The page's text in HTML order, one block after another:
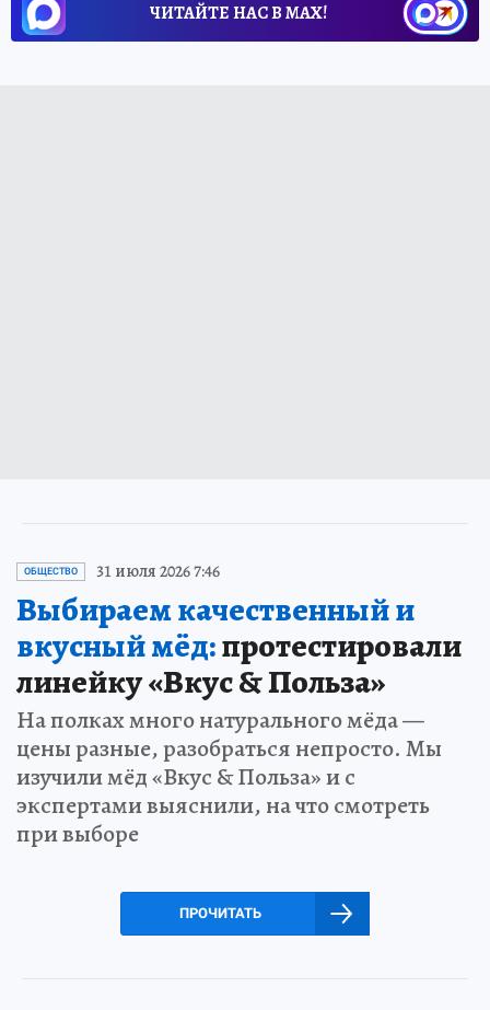
ЧИТАЙТЕ НАС В МАХ!
ОБЩЕСТВО 31 июля 2026 7:46
Выбираем качественный и
вкусный мёд:протестировали
линейку «Вкус & Польза»
На полках много натурального мёда —
цены разные, разобраться непросто. Мы
изучили мёд «Вкус & Польза» и с
экспертами выяснили, на что смотреть
при выборе
ПРОЧИТАТЬ